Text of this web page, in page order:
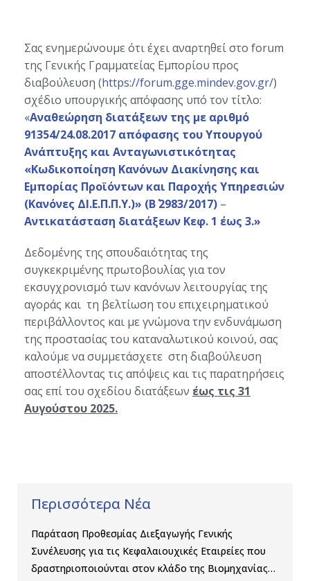
Σας ενημερώνουμε ότι έχει αναρτηθεί στο forum
της Γενικής Γραμματείας Εμπορίου προς
διαβούλευση (https://forum.gge.mindev.gov.gr/)
σχέδιο υπουργικής απόφασης υπό τον τίτλο:
«Αναθεώρηση διατάξεων της με αριθμό
91354/24.08.2017 απόφασης του Υπουργού
Ανάπτυξης και Ανταγωνιστικότητας
«Κωδικοποίηση Κανόνων Διακίνησης και
Εμπορίας Προϊόντων και Παροχής Υπηρεσιών
(Κανόνες ΔΙ.Ε.Π.Π.Υ.)» (Β΄ 2983/2017) –
Αντικατάσταση διατάξεων Κεφ. 1 έως 3.»
Δεδομένης της σπουδαιότητας της
συγκεκριμένης πρωτοβουλίας για τον
εκσυγχρονισμό των κανόνων λειτουργίας της
αγοράς και τη βελτίωση του επιχειρηματικού
περιβάλλοντος και με γνώμονα την ενδυνάμωση
της προστασίας του καταναλωτικού κοινού, σας
καλούμε να συμμετάσχετε στη διαβούλευση
αποστέλλοντας τις απόψεις και τις παρατηρήσεις
σας επί του σχεδίου διατάξεων έως τις 31
Αυγούστου 2025.
Περισσότερα Νέα
Παράταση Προθεσμίας Διεξαγωγής Γενικής
Συνέλευσης για τις Κεφαλαιουχικές Εταιρείες που
δραστηριοποιούνται στον κλάδο της Βιομηχανίας